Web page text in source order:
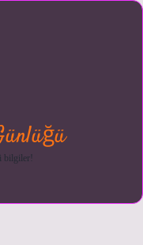
bilgiler!